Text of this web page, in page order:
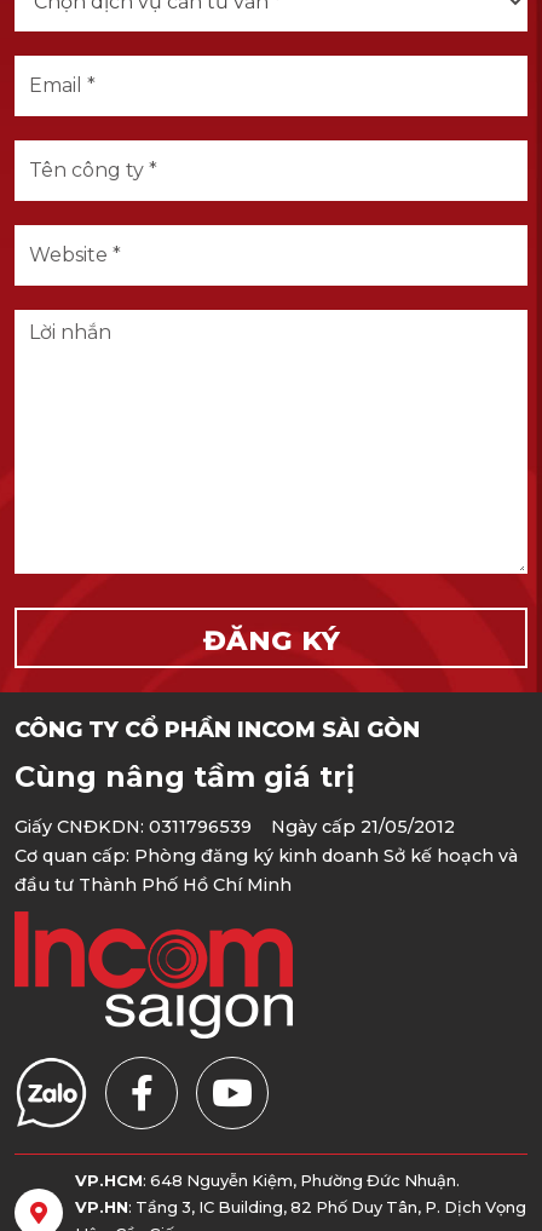
CÔNG TY CỔ PHẦN INCOM SÀI GÒN
Cùng nâng tầm giá trị
Giấy CNĐKDN: 0311796539 Ngày cấp 21/05/2012
Cơ quan cấp: Phòng đăng ký kinh doanh Sở kế hoạch và
đầu tư Thành Phố Hồ Chí Minh
VP.HCM: 648 Nguyễn Kiệm, Phường Đức Nhuận.
VP.HN: Tầng 3, IC Building, 82 Phố Duy Tân, P. Dịch Vọng